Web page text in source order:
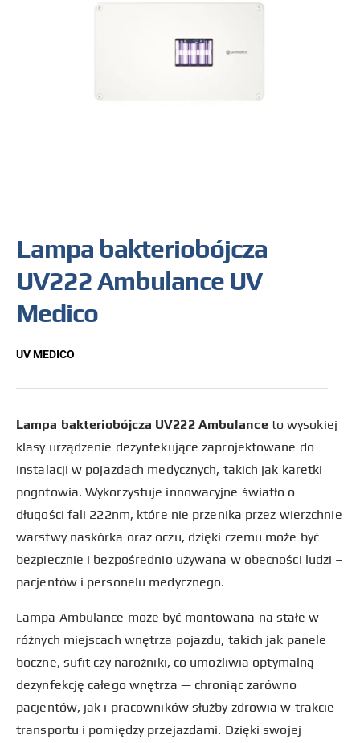
Lampa bakteriobójcza
UV222 Ambulance UV
Medico
UV MEDICO
Lampa bakteriobójcza UV222 Ambulanceto wysokiej
klasy urządzenie dezynfekujące zaprojektowane do
instalacji w pojazdach medycznych, takich jak karetki
pogotowia. Wykorzystuje innowacyjne światło o
długości fali 222nm, które nie przenika przez wierzchnie
warstwy naskórka oraz oczu, dzięki czemu może być
bezpiecznie i bezpośrednio używana w obecności ludzi –
pacjentów i personelu medycznego.
Lampa Ambulance może być montowana na stałe w
różnych miejscach wnętrza pojazdu, takich jak panele
boczne, sufit czy narożniki, co umożliwia optymalną
dezynfekcję całego wnętrza — chroniąc zarówno
pacjentów, jak i pracowników służby zdrowia w trakcie
transportu i pomiędzy przejazdami. Dzięki swojej